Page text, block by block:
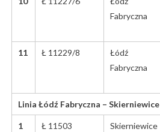
Fabryczna
11 Ł 11229/8
Łódź
Fabryczna
Linia Łódź Fabryczna – Skierniewice
1 Ł 11503 Skierniewice